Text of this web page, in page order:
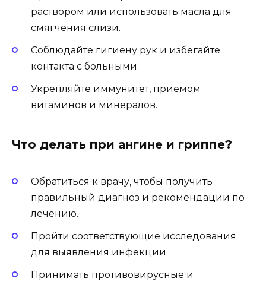
раствором или использовать масла для
смягчения слизи.
Соблюдайте гигиену рук и избегайте
контакта с больными.
Укрепляйте иммунитет, приемом
витаминов и минералов.
Что делать при ангине и гриппе?
Обратиться к врачу, чтобы получить
правильный диагноз и рекомендации по
лечению.
Пройти соответствующие исследования
для выявления инфекции.
Принимать противовирусные и